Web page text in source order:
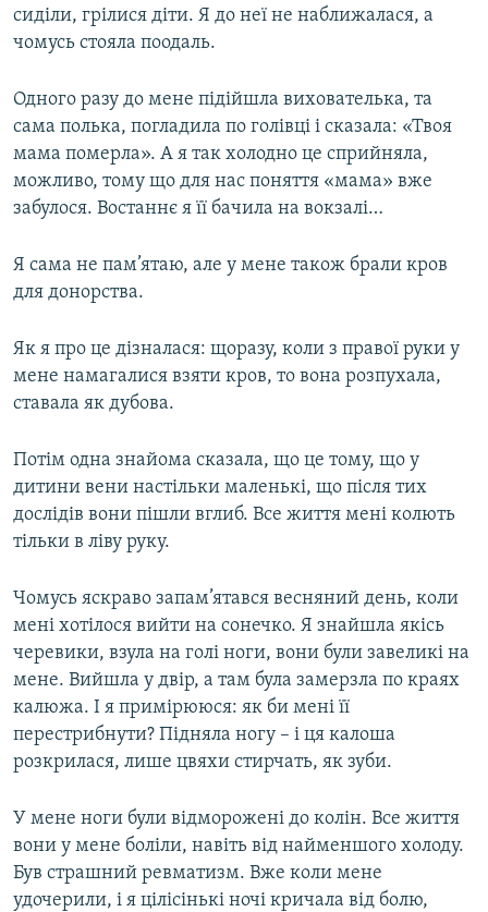
сиділи, грілися діти. Я до неї не наближалася, а
чомусь стояла поодаль.
Одного разу до мене підійшла вихователька, та
сама полька, погладила по голівці і сказала: «Твоя
мама померла». А я так холодно це сприйняла,
можливо, тому що для нас поняття «мама» вже
забулося. Востаннє я її бачила на вокзалі…
Я сама не пам’ятаю, але у мене також брали кров
для донорства.
Як я про це дізналася: щоразу, коли з правої руки у
мене намагалися взяти кров, то вона розпухала,
ставала як дубова.
Потім одна знайома сказала, що це тому, що у
дитини вени настільки маленькі, що після тих
дослідів вони пішли вглиб. Все життя мені колють
тільки в ліву руку.
Чомусь яскраво запам’ятався весняний день, коли
мені хотілося вийти на сонечко. Я знайшла якісь
черевики, взула на голі ноги, вони були завеликі на
мене. Вийшла у двір, а там була замерзла по краях
калюжа. І я примірююся: як би мені її
перестрибнути? Підняла ногу – і ця калоша
розкрилася, лише цвяхи стирчать, як зуби.
У мене ноги були відморожені до колін. Все життя
вони у мене боліли, навіть від найменшого холоду.
Був страшний ревматизм. Вже коли мене
удочерили, і я цілісінькі ночі кричала від болю,